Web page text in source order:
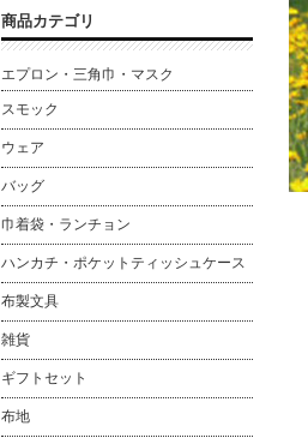
商品カテゴリ
エプロン・三角巾・マスク
スモック
ウェア
バッグ
巾着袋・ランチョン
ハンカチ・ポケットティッシュケース
布製文具
雑貨
ギフトセット
布地